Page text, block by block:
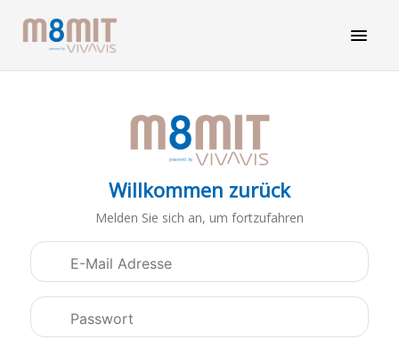
Willkommen zurück
Melden Sie sich an, um fortzufahren
Anmeldedaten